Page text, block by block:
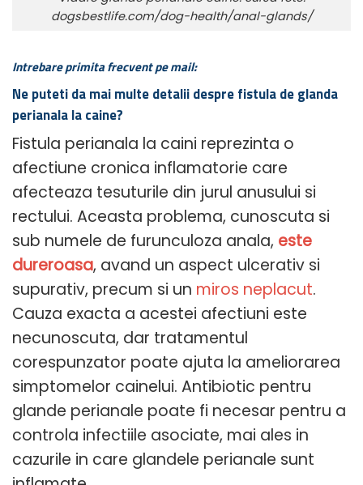
dogsbestlife.com/dog-health/anal-glands/
Intrebare primita frecvent pe mail:
Ne puteti da mai multe detalii despre fistula de glanda
perianala la caine?
Fistula perianala la caini reprezinta o
afectiune cronica inflamatorie care
afecteaza tesuturile din jurul anusului si
rectului. Aceasta problema, cunoscuta si
sub numele de furunculoza anala, este
dureroasa, avand un aspect ulcerativ si
supurativ, precum si un miros neplacut.
Cauza exacta a acestei afectiuni este
necunoscuta, dar tratamentul
corespunzator poate ajuta la ameliorarea
simptomelor cainelui. Antibiotic pentru
glande perianale poate fi necesar pentru a
controla infectiile asociate, mai ales in
cazurile in care glandele perianale sunt